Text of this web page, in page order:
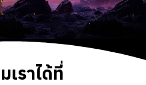
เราได้ที่